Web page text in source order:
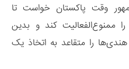
وقت پاکستان خواست تا
کند و بدین
هندی‌ها را متقاعد به اتخاذ یک